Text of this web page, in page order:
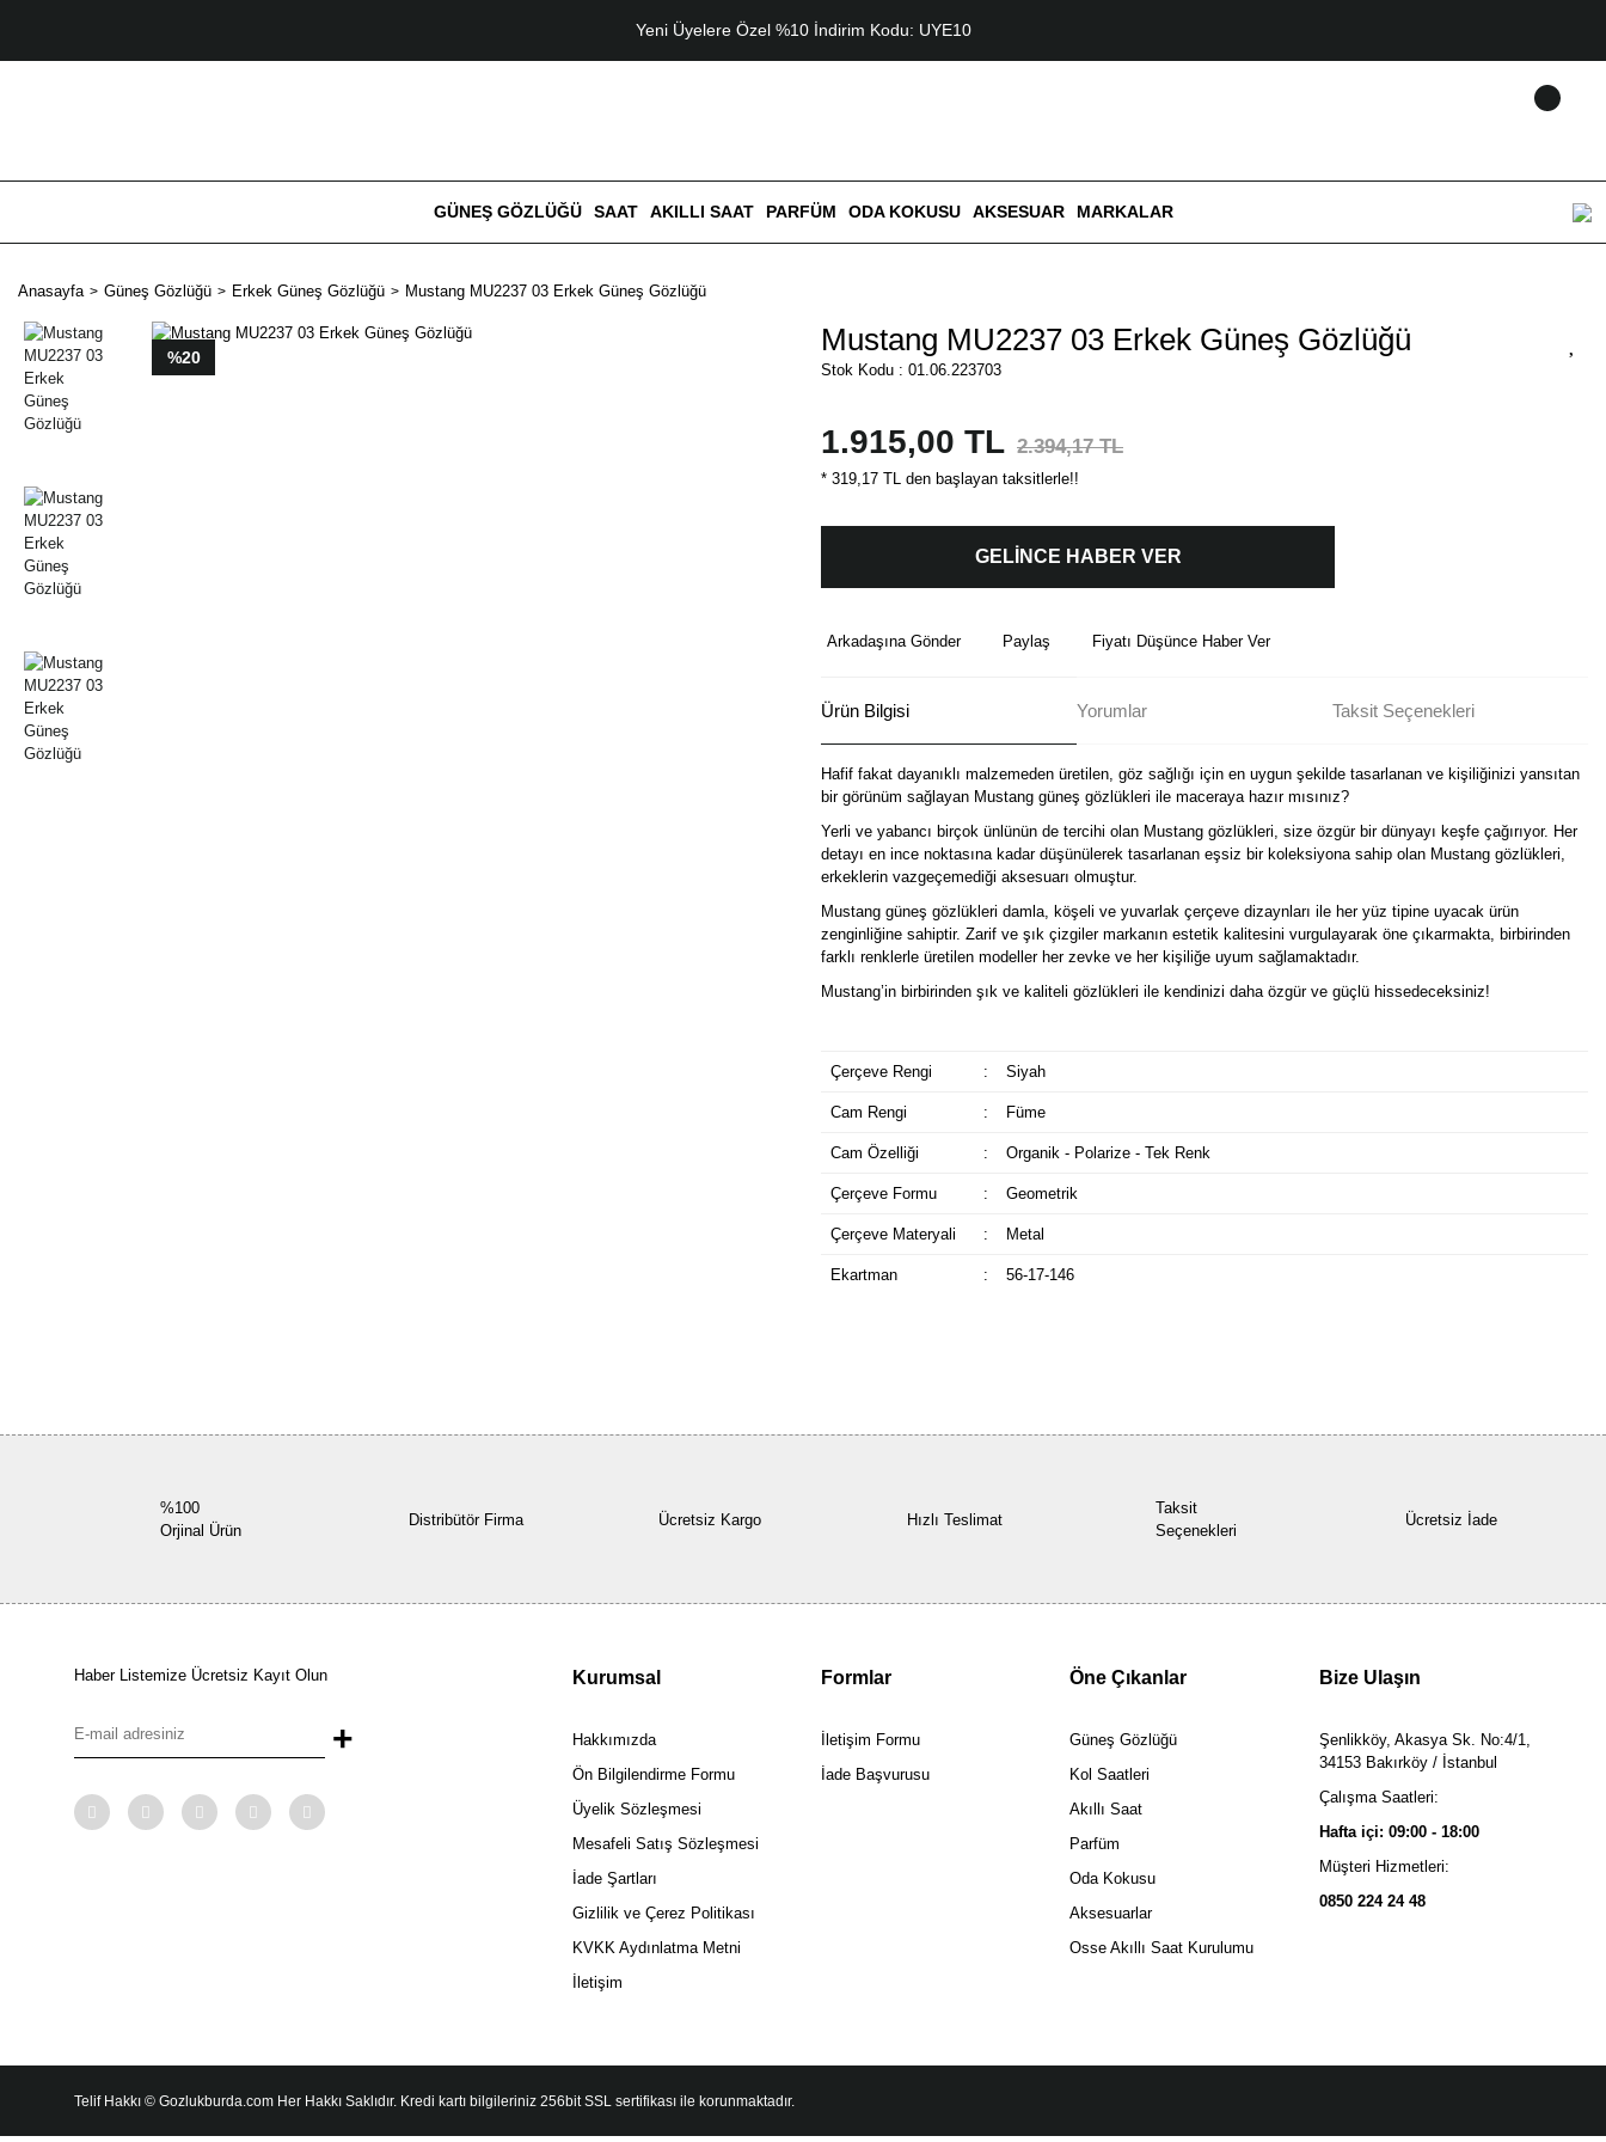
Yeni Üyelere Özel %10 İndirim Kodu: UYE10
GÜNEŞ GÖZLÜĞÜ SAAT AKILLI SAAT PARFÜM ODA KOKUSU AKSESUAR MARKALAR
Anasayfa Güneş Gözlüğü Erkek Güneş Gözlüğü Mustang MU2237 03 Erkek Güneş Gözlüğü
%20 Mustang MU2237 03 Erkek Güneş Gözlüğü
Stok Kodu : 01.06.223703
1.915,00 TL 2.394,17 TL
* 319,17 TL den başlayan taksitlerle!!
GELİNCE HABER VER
Arkadaşına Gönder Paylaş Fiyatı Düşünce Haber Ver
Ürün Bilgisi Yorumlar Taksit Seçenekleri
Hafif fakat dayanıklı malzemeden üretilen, göz sağlığı için en uygun şekilde tasarlanan ve kişiliğinizi yansıtan
bir görünüm sağlayan Mustang güneş gözlükleri ile maceraya hazır mısınız?
Yerli ve yabancı birçok ünlünün de tercihi olan Mustang gözlükleri, size özgür bir dünyayı keşfe çağırıyor. Her
detayı en ince noktasına kadar düşünülerek tasarlanan eşsiz bir koleksiyona sahip olan Mustang gözlükleri,
erkeklerin vazgeçemediği aksesuarı olmuştur.
Mustang güneş gözlükleri damla, köşeli ve yuvarlak çerçeve dizaynları ile her yüz tipine uyacak ürün
zenginliğine sahiptir. Zarif ve şık çizgiler markanın estetik kalitesini vurgulayarak öne çıkarmakta, birbirinden
farklı renklerle üretilen modeller her zevke ve her kişiliğe uyum sağlamaktadır.
Mustang’in birbirinden şık ve kaliteli gözlükleri ile kendinizi daha özgür ve güçlü hissedeceksiniz!
Çerçeve Rengi : Siyah
Cam Rengi : Füme
Cam Özelliği : Organik - Polarize - Tek Renk
Çerçeve Formu : Geometrik
Çerçeve Materyali : Metal
Ekartman : 56-17-146
%100
Orjinal Ürün
Distribütör Firma Ücretsiz Kargo Hızlı Teslimat
Taksit
Seçenekleri
Ücretsiz İade
Haber Listemize Ücretsiz Kayıt Olun
+
Kurumsal
Hakkımızda
Ön Bilgilendirme Formu
Üyelik Sözleşmesi
Mesafeli Satış Sözleşmesi
İade Şartları
Gizlilik ve Çerez Politikası
KVKK Aydınlatma Metni
İletişim
Formlar
İletişim Formu
İade Başvurusu
Öne Çıkanlar
Güneş Gözlüğü
Kol Saatleri
Akıllı Saat
Parfüm
Oda Kokusu
Aksesuarlar
Osse Akıllı Saat Kurulumu
Bize Ulaşın
Şenlikköy, Akasya Sk. No:4/1,
34153 Bakırköy / İstanbul
Çalışma Saatleri:
Hafta içi: 09:00 - 18:00
Müşteri Hizmetleri:
0850 224 24 48
Telif Hakkı © Gozlukburda.com Her Hakkı Saklıdır. Kredi kartı bilgileriniz 256bit SSL sertifikası ile korunmaktadır.